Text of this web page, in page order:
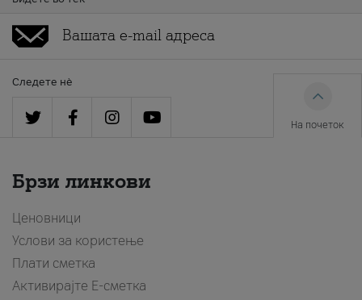
Следете нè
На почеток
Брзи линкови
Ценовници
Услови за користење
Плати сметка
Активирајте Е-сметка